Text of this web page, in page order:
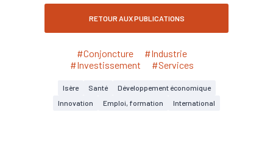
RETOUR AUX PUBLICATIONS
#Conjoncture
#Industrie
#Investissement
#Services
Isère Santé
Développement économique
Innovation
Emploi, formation International